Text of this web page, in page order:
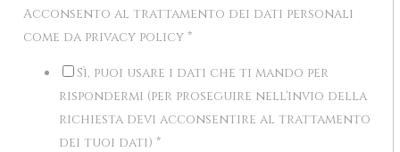
Acconsento al trattamento dei dati personali
come da privacy policy *
Sì, puoi usare i dati che ti mando per
rispondermi (per proseguire nell'invio della
richiesta devi acconsentire al trattamento
dei tuoi dati) *